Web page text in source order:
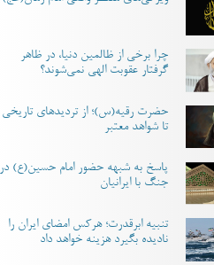
چرا برخی از ظالمین دنیا، در ظاهر
گرفتار عقوبت الهی نمی‌شوند؟
حضرت رقیه(س)؛ از تردیدهای تاریخی
تا شواهد معتبر
پاسخ به شبهه حضور امام حسین(ع) در
جنگ با ایرانیان
تنبیه ابرقدرت؛ هرکس امضای ایران را
نادیده بگیرد هزینه خواهد داد